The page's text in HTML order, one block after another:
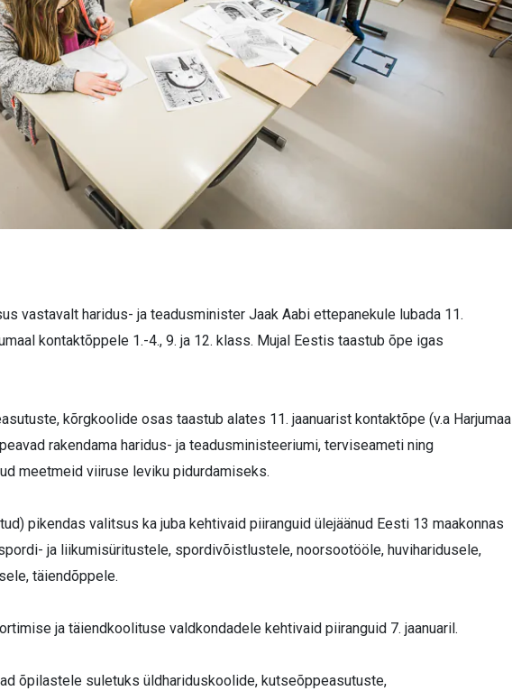
vastavalt haridus- ja teadusminister Jaak Aabi ettepanekule lubada 11.
kontaktõppele 1.-4., 9. ja 12. klass. Mujal Eestis taastub õpe igas
kõrgkoolide osas taastub alates 11. jaanuarist kontaktõpe (v.a Harjumaal
rakendama haridus- ja teadusministeeriumi, terviseameti ning
meetmeid viiruse leviku pidurdamiseks.
pikendas valitsus ka juba kehtivaid piiranguid ülejäänud Eesti 13 maakonnas
ja liikumisüritustele, spordivõistlustele, noorsootööle, huviharidusele,
täiendõppele.
ja täiendkoolituse valdkondadele kehtivaid piiranguid 7. jaanuaril.
õpilastele suletuks üldhariduskoolide, kutseõppeasutuste,